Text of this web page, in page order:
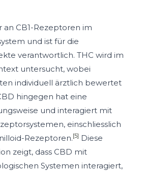
an CB1-Rezeptoren im
und ist für die
verantwortlich. THC wird im
untersucht, wobei
individuell ärztlich bewertet
hingegen hat eine
und interagiert mit
einschliesslich
Rezeptoren.[5] Diese
zeigt, dass CBD mit
Systemen interagiert,